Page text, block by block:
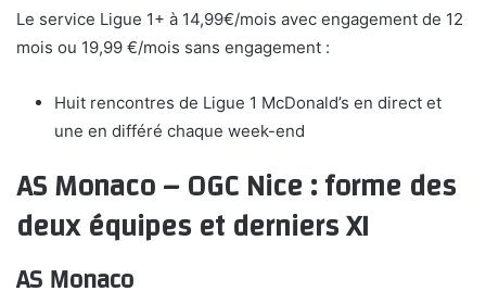
Le service Ligue 1+ à 14,99€/mois avec engagement de 12
mois ou 19,99 €/mois sans engagement :
Huit rencontres de Ligue 1 McDonald’s en direct et
une en différé chaque week-end
AS Monaco – OGC Nice : forme des
deux équipes et derniers XI
AS Monaco